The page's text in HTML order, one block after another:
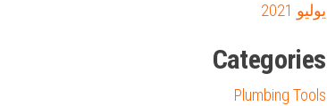
يوليو 2021
Categories
Plumbing Tools